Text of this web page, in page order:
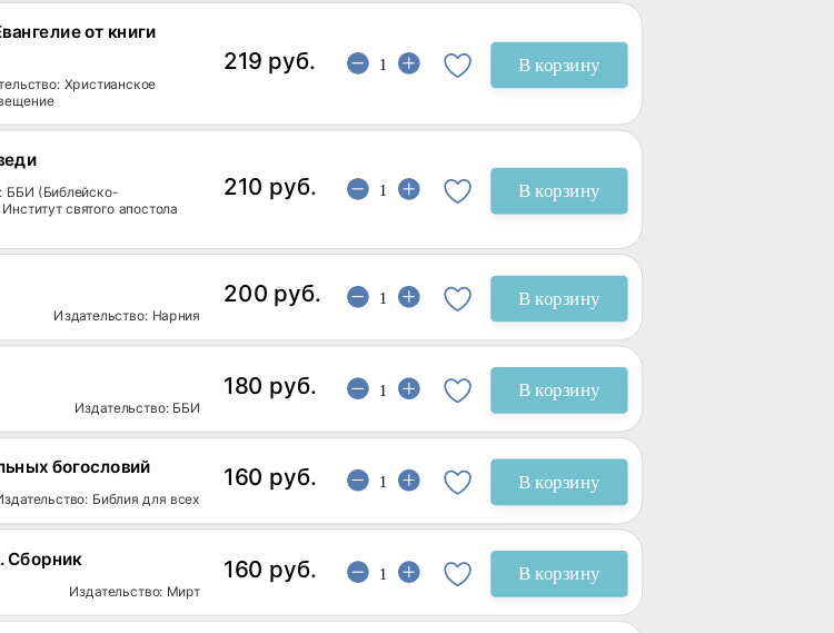
от книги
Христианское
219 руб. В корзину
ББИ (Библейско-
святого апостола
210 руб. В корзину
Издательство: Нарния
200 руб. В корзину
Издательство: ББИ
180 руб. В корзину
богословий
Библия для всех
160 руб. В корзину
Сборник
Издательство: Мирт
160 руб. В корзину